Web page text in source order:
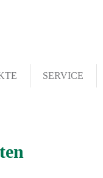
SERVICE